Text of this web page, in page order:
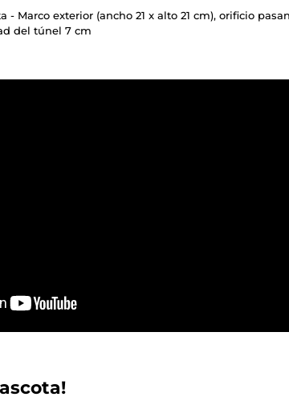
- Marco exterior (ancho 21 x alto 21 cm), orificio
del túnel 7 cm